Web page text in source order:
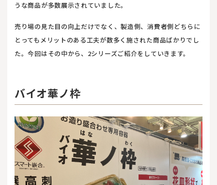
うな商品が多数展示されていました。
売り場の見た目の向上だけでなく、製造側、消費者側どちらに
とってもメリットのある工夫が数多く施された商品ばかりでし
た。今回はその中から、2シリーズご紹介をしていきます。
バイオ華ノ枠